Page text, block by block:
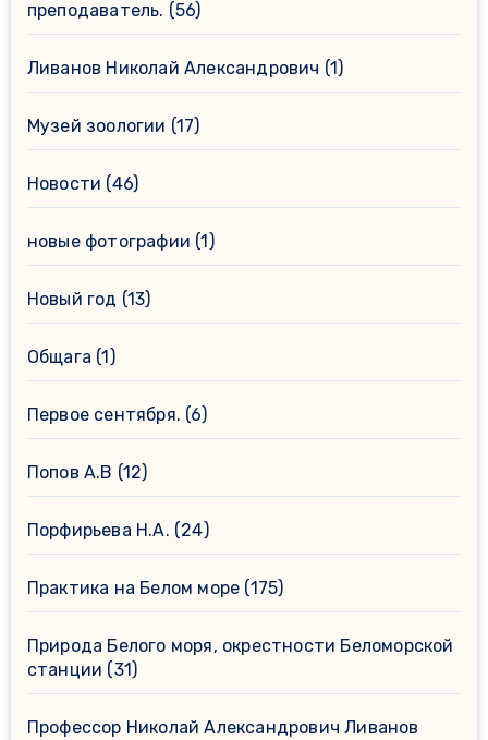
преподаватель. (56)
Ливанов Николай Александрович (1)
Музей зоологии (17)
Новости (46)
новые фотографии (1)
Новый год (13)
Общага (1)
Первое сентября. (6)
Попов А.В (12)
Порфирьева Н.А. (24)
Практика на Белом море (175)
Природа Белого моря, окрестности Беломорской
станции (31)
Профессор Николай Александрович Ливанов